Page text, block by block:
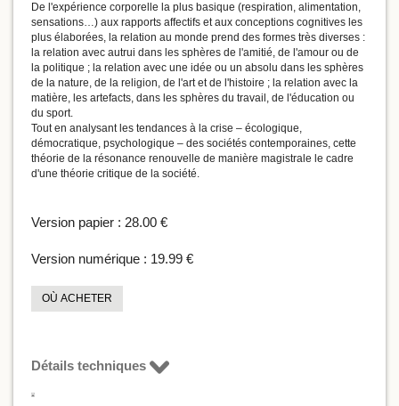
De l'expérience corporelle la plus basique (respiration, alimentation,
sensations…) aux rapports affectifs et aux conceptions cognitives les
plus élaborées, la relation au monde prend des formes très diverses :
la relation avec autrui dans les sphères de l'amitié, de l'amour ou de
la politique ; la relation avec une idée ou un absolu dans les sphères
de la nature, de la religion, de l'art et de l'histoire ; la relation avec la
matière, les artefacts, dans les sphères du travail, de l'éducation ou
du sport.
Tout en analysant les tendances à la crise – écologique,
démocratique, psychologique – des sociétés contemporaines, cette
théorie de la résonance renouvelle de manière magistrale le cadre
d'une théorie critique de la société.
Version papier : 28.00 €
Version numérique : 19.99 €
OÙ ACHETER
Détails techniques